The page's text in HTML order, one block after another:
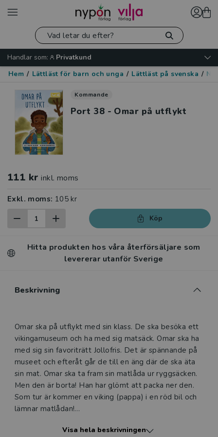
Handlar som:
Privatkund
Hem / Lättläst för barn och unga / Lättläst på svenska / Ny
Kommande
Port 38 - Omar på utflykt
111 kr inkl. moms
Exkl. moms: 105 kr
Köp
Hitta produkten hos våra återförsäljare som
levererar utanför Sverige
Beskrivning
Omar ska på utflykt med sin klass. De ska besöka ett
vikingamuseum och ha med sig matsäck. Omar ska ha
med sig sin favoriträtt Jollofris. Det är spännande på
museet och efteråt går de till en äng där de ska äta
sin mat. Omar ska ta fram sin matlåda ur ryggsäcken.
Men den är borta! Han har glömt att packa ner den.
Som tur är kommer en viking (pappa) i en röd bil och
lämnar matlådan!
Port 38 är en bokserie som ingår i Läsraketen. Den
Visa hela beskrivningen